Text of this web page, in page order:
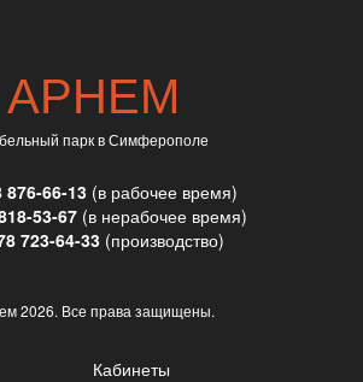
АРНЕМ
парк в Симферополе
876-66-13(в рабочее время)
53-67(в нерабочее время)
723-64-33(производство)
2026. Все права защищены.
Кабинеты